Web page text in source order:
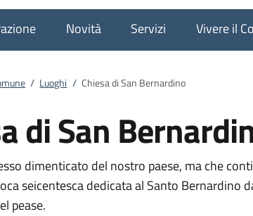
Novità Servizi Vivere il
/ Luoghi / Chiesa di San Bernardino
di San
dimenticato del nostro paese, ma che
seicentesca dedicata al Santo Bernardino
pease.